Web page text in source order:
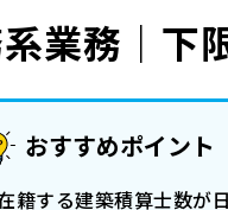
業務｜下
おすすめポイント
籍する建築積算士数が